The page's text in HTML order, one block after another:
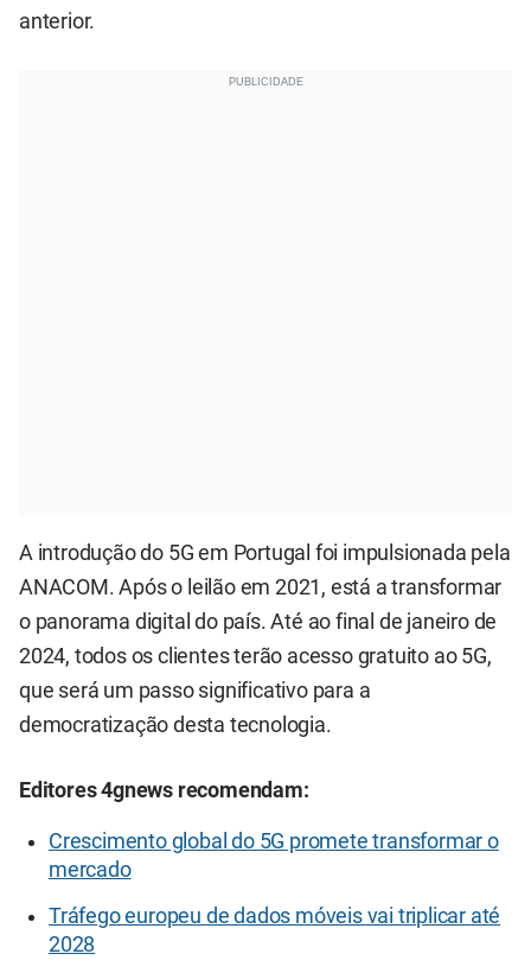
anterior.
A introdução do 5G em Portugal foi impulsionada pela
ANACOM. Após o leilão em 2021, está a transformar
o panorama digital do país. Até ao final de janeiro de
2024, todos os clientes terão acesso gratuito ao 5G,
que será um passo significativo para a
democratização desta tecnologia.
Editores 4gnews recomendam:
Crescimento global do 5G promete transformar o
mercado
Tráfego europeu de dados móveis vai triplicar até
2028